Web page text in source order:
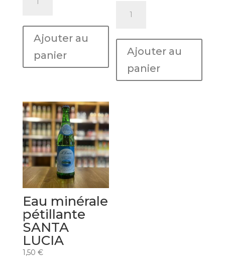
Gazzosa
Ajouter au
panier
Aranciata
Rossa
Ajouter au
panier
Eau minérale
pétillante
SANTA
LUCIA
1,50 €